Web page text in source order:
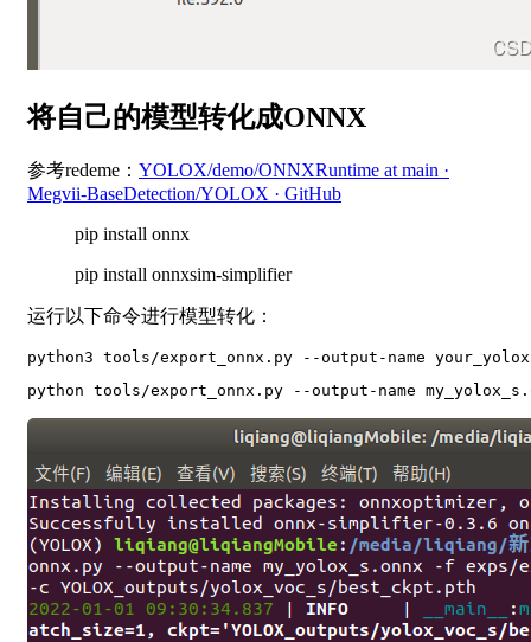
将自己的模型转化成ONNX
参考redeme： YOLOX/demo/ONNXRuntime at main ·
Megvii-BaseDetection/YOLOX · GitHub
pip install onnx
pip install onnxsim-simplifier
运行以下命令进行模型转化：
python3 tools/export_onnx.py --output-name